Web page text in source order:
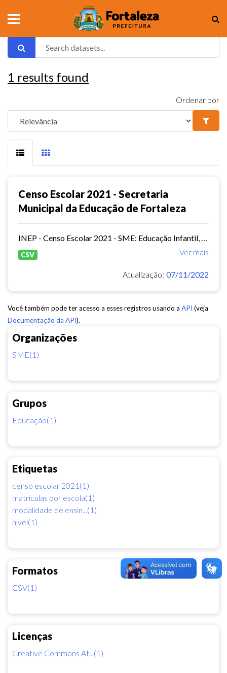
Organizações
SME(1)
Grupos
Educação(1)
Etiquetas
censo escolar 2021(1)
matrículas por escola(1)
modalidade de ensin...(1)
nível(1)
Formatos
CSV(1)
Licenças
Creative Commons At...(1)
1 results found
Ordenar por
Censo Escolar 2021 - Secretaria
Municipal da Educação de Fortaleza
Ver mais
CSV
Atualização: 07/11/2022
Você também pode ter acesso a esses registros usando a API (veja
Documentação da API).